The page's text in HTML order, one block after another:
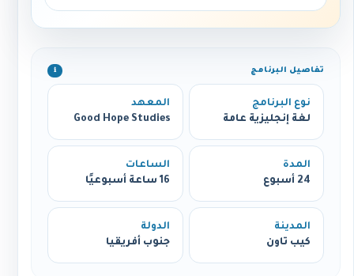
تفاصيل البرنامج ℹ️
نوع البرنامج
لغة إنجليزية عامة
المعهد
Good Hope Studies
المدة
24 أسبوع
الساعات
16 ساعة أسبوعيًا
المدينة
كيب تاون
الدولة
جنوب أفريقيا